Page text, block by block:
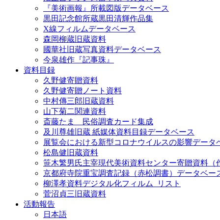
『美術画報』所載図版データベース
黒田記念館所蔵黒田清輝作品集
X線フィルムデータベース
森岡柳蔵旧蔵資料
國華社旧蔵写真資料データベース
今泉雄作『記事珠』
資料目録
久野健寄贈資料
久野健寄贈ノート資料
中村傳三郎旧蔵資料
山下菊二関連資料
斎藤たま 民俗調査カード集成
及川尊雄旧蔵 紙媒体資料目録データベース
展覧会における新型コロナウイルスの影響データ
松島健旧蔵資料
笹木繁男氏主宰現代美術資料センター寄贈資料（
京都府寺院重宝調査記録（赤松調書）データベー
柳澤孝資料デジタル化フィルム_リスト
菅沼貞三旧蔵資料
活動報告
日本語